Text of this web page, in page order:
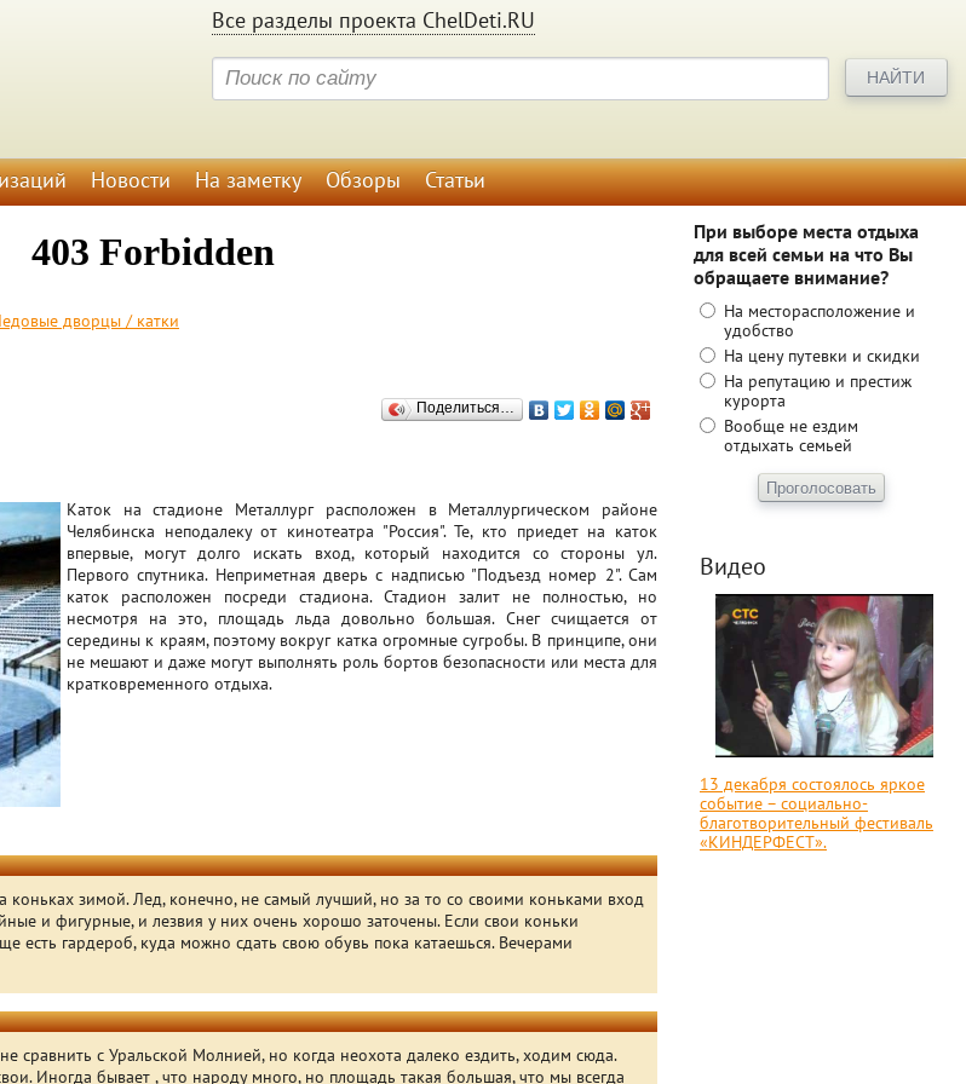
Все разделы проекта ChelDeti.RU
Новости На заметку Обзоры Статьи
дворцы / катки
Поделиться…
Каток на стадионе Металлург расположен в Металлургическом районе
Челябинска неподалеку от кинотеатра "Россия". Те, кто приедет на каток
впервые, могут долго искать вход, который находится со стороны ул.
Первого спутника. Неприметная дверь с надписью "Подъезд номер 2". Сам
каток расположен посреди стадиона. Стадион залит не полностью, но
несмотря на это, площадь льда довольно большая. Снег счищается от
середины к краям, поэтому вокруг катка огромные сугробы. В принципе, они
не мешают и даже могут выполнять роль бортов безопасности или места для
кратковременного отдыха.
коньках зимой. Лед, конечно, не самый лучший, но за то со своими коньками вход
и фигурные, и лезвия у них очень хорошо заточены. Если свои коньки
есть гардероб, куда можно сдать свою обувь пока катаешься. Вечерами
сравнить с Уральской Молнией, но когда неохота далеко ездить, ходим сюда.
Иногда бывает , что народу много, но площадь такая большая, что мы всегда
При выборе места отдыха
для всей семьи на что Вы
обращаете внимание?
На месторасположение и
удобство
На цену путевки и скидки
На репутацию и престиж
курорта
Вообще не ездим
отдыхать семьей
Видео
13 декабря состоялось яркое
событие – социально-
благотворительный фестиваль
«КИНДЕРФЕСТ».